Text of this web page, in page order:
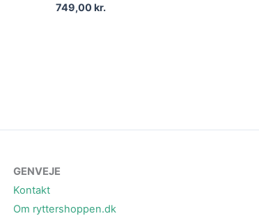
749,00kr.
GENVEJE
Kontakt
Om ryttershoppen.dk